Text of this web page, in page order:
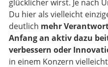
glücklicher wirst. Je nach
Du hier als vielleicht
deutlich mehr
Anfang an aktiv dazu
verbessern oder
in einem Konzern